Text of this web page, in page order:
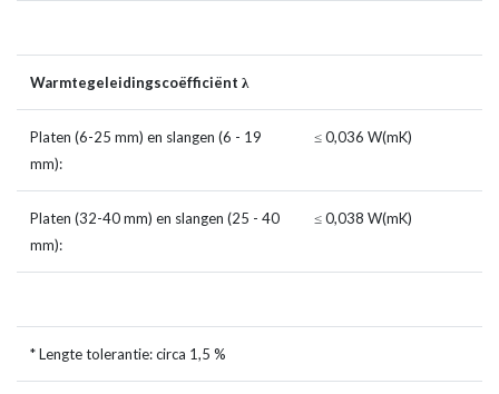
Warmtegeleidingscoëfficiënt λ
Platen (6-25 mm) en slangen (6 - 19
mm):
≤ 0,036 W(mK)
Platen (32-40 mm) en slangen (25 - 40
mm):
≤ 0,038 W(mK)
* Lengte tolerantie: circa 1,5 %